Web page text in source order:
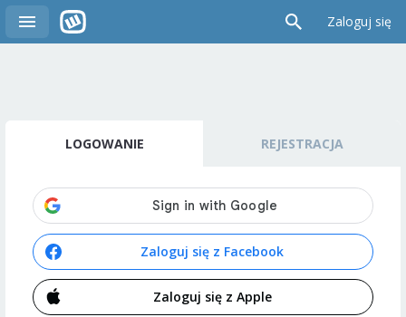
Zaloguj się
LOGOWANIE REJESTRACJA
Zaloguj się z Facebook
Zaloguj się z Apple